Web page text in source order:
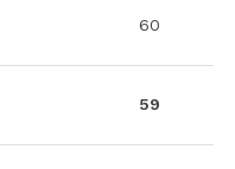
60
59